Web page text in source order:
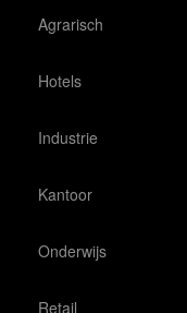
Agrarisch
Hotels
Industrie
Kantoor
Onderwijs
Retail